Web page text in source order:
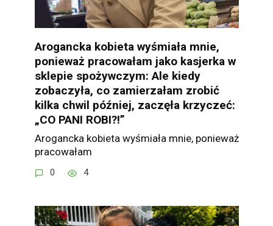
Arogancka kobieta wyśmiała mnie,
ponieważ pracowałam jako kasjerka w
sklepie spożywczym: Ale kiedy
zobaczyła, co zamierzałam zrobić
kilka chwil później, zaczęła krzyczeć:
„CO PANI ROBI?!”
Arogancka kobieta wyśmiała mnie, ponieważ
pracowałam
0 4